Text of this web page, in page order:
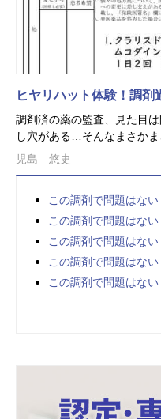
ヒヤリハット体験！調剤
調剤済の薬の監査、見た目
し穴がある…そんなまさかま
児島 悠史
この調剤で問題はな
この調剤で問題はな
この調剤で問題はな
この調剤で問題はな
この調剤で問題はな